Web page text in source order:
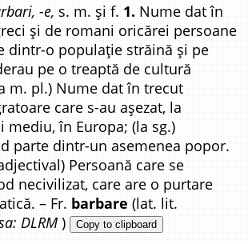
-e, s. m. și f. 1. Nume dat în
și de romani oricărei persoane
dintr-o populație străină și pe
pe o treaptă de cultură
m. pl.) Nume dat în trecut
care s-au așezat, la
în Europa; (la sg.)
parte dintr-un asemenea popor.
Persoană care se
necivilizat, care are o purtare
– Fr. barbare (lat. lit.
DLRM) Copy to clipboard